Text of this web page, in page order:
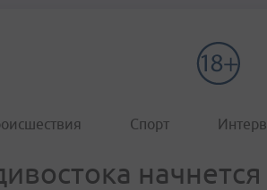
Спорт
начнется